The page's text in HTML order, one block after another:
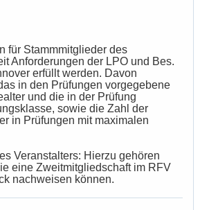
für Stammmitglieder des
Anforderungen der LPO und Bes.
erfüllt werden. Davon
in den Prüfungen vorgegebene
und die in der Prüfung
sowie die Zahl der
in Prüfungen mit maximalen
Veranstalters: Hierzu gehören
eine Zweitmitgliedschaft im RFV
nachweisen können.